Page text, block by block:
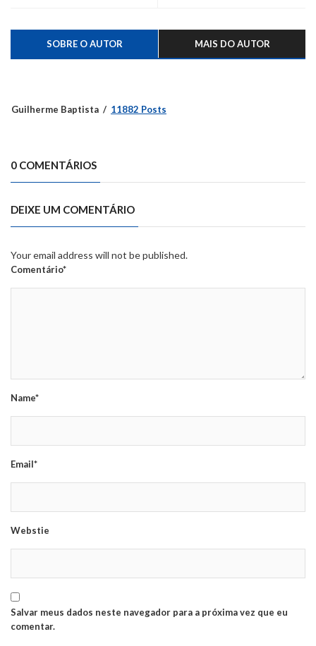
SOBRE O AUTOR MAIS DO AUTOR
Guilherme Baptista 11882 Posts
0 COMENTÁRIOS
DEIXE UM COMENTÁRIO
Your email address will not be published.
Comentário*
Name*
Email*
Webstie
Salvar meus dados neste navegador para a próxima vez que eu
comentar.